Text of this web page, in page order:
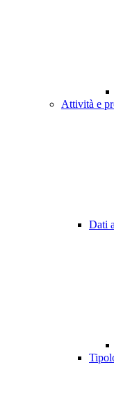
Attività e
Dati